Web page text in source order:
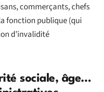
commerçants, chefs
fonction publique (qui
d’invalidité
sociale, âge…